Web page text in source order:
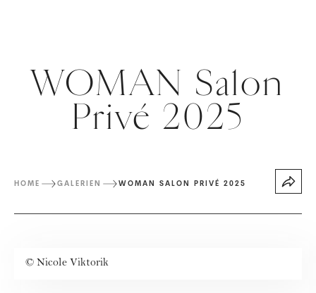
WOMAN Salon
Privé 2025
HOME GALERIEN WOMAN SALON PRIVÉ 2025
© Nicole Viktorik